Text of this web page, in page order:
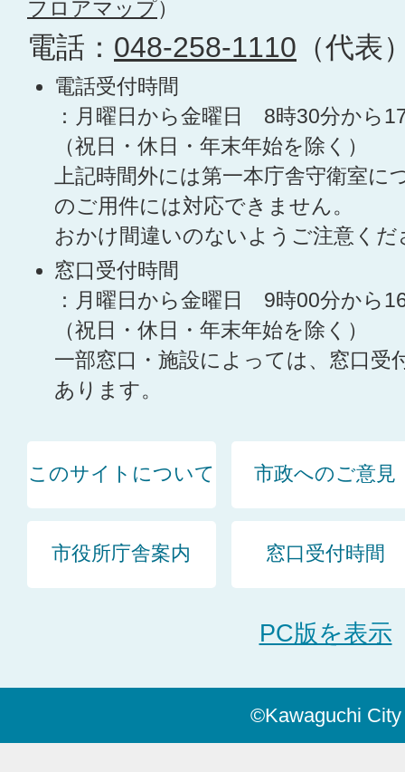
フロアマップ）
電話： 048-258-1110 （代表
電話受付時間
：月曜日から金曜日 8時30分から
（祝日・休日・年末年始を除く）
上記時間外には第一本庁舎守衛室に
のご用件には対応できません。
おかけ間違いのないようご注意くだ
窓口受付時間
：月曜日から金曜日 9時00分から
（祝日・休日・年末年始を除く）
一部窓口・施設によっては、窓口受
あります。
このサイトについて 市政へのご意見
市役所庁舎案内 窓口受付時間
PC版を表示
©Kawaguchi City